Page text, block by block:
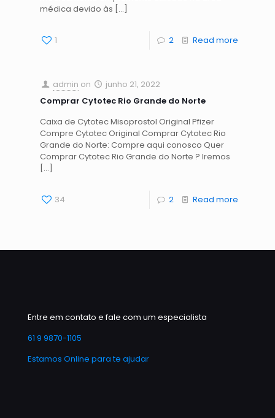
médica devido às […]
1 2 Read more
admin on
junho 21, 2022
Comprar Cytotec Rio Grande do Norte
Caixa de Cytotec Misoprostol Original Pfizer
Compre Cytotec Original Comprar Cytotec Rio
Grande do Norte: Compre aqui conosco Quer
Comprar Cytotec Rio Grande do Norte ? Iremos
[…]
34 2 Read more
Entre em contato e fale com um especialista
61 9 9870-1105
Estamos Online para te ajudar